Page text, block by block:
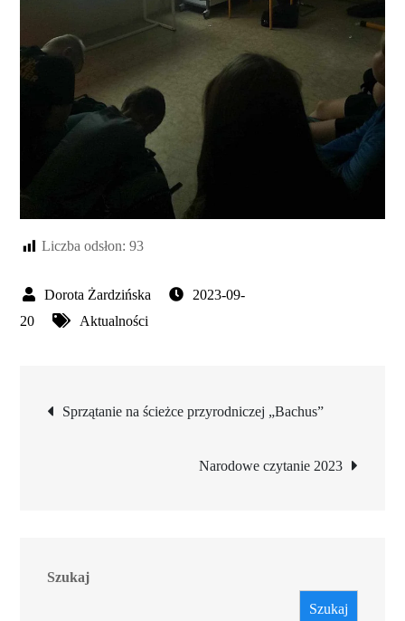
Liczba odsłon: 93
2023-09-
20
Aktualności
Nawigacja
Sprzątanie na ścieżce przyrodniczej „Bachus”
Narodowe czytanie 2023
Szukaj
Szukaj